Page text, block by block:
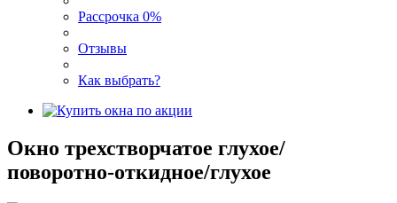
Рассрочка 0%
Отзывы
Как выбрать?
Окно трехстворчатое глухое/
поворотно-откидное/глухое